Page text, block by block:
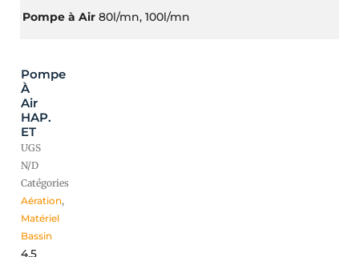
Pompe à Air 80l/mn, 100l/mn
Pompe
À
Air
HAP.
ET
UGS
N/D
Catégories
Aération,
Matériel
Bassin
4,5